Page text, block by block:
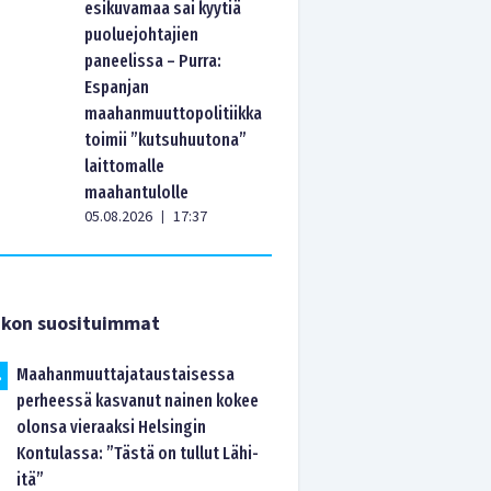
esikuvamaa sai kyytiä
puoluejohtajien
paneelissa – Purra:
Espanjan
maahanmuuttopolitiikka
toimii ”kutsuhuutona”
laittomalle
maahantulolle
05.08.2026 | 17:37
suosituimmat
Maahanmuuttajataustaisessa
perheessä kasvanut nainen kokee
olonsa vieraaksi Helsingin
Kontulassa: ”Tästä on tullut Lähi-
itä”